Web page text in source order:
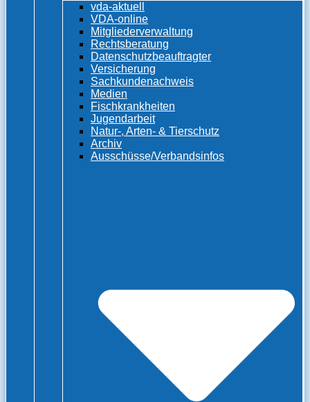
vda-aktuell
VDA-online
Mitgliederverwaltung
Rechtsberatung
Datenschutzbeauftragter
Versicherung
Sachkundenachweis
Medien
Fischkrankheiten
Jugendarbeit
Natur-, Arten- & Tierschutz
Archiv
Ausschüsse/Verbandsinfos